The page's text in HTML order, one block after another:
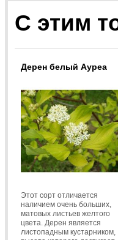
С этим
Дерен белый Ауреа
Этот сорт отличается
наличием очень больших,
матовых листьев желтого
цвета. Дерен является
листопадным кустарником,